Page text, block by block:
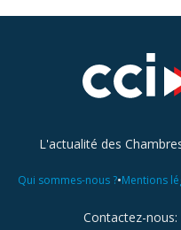
L'actualité des
Qui sommes-nous ?•Mentions
Contactez-nous: